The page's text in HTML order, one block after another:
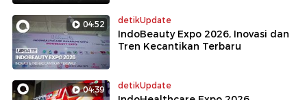
04:52 detikUpdate
IndoBeauty Expo 2026, Inovasi dan
Tren Kecantikan Terbaru
04:39 detikUpdate